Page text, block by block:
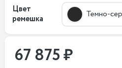
Цвет
ремешка
Темно-
67 875 ₽